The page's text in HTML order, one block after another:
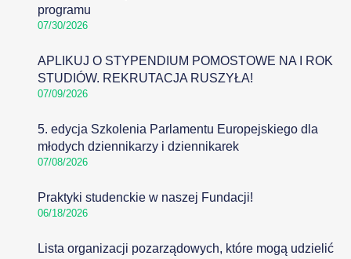
programu
07/30/2026
APLIKUJ O STYPENDIUM POMOSTOWE NA I ROK
STUDIÓW. REKRUTACJA RUSZYŁA!
07/09/2026
5. edycja Szkolenia Parlamentu Europejskiego dla
młodych dziennikarzy i dziennikarek
07/08/2026
Praktyki studenckie w naszej Fundacji!
06/18/2026
Lista organizacji pozarządowych, które mogą udzielić